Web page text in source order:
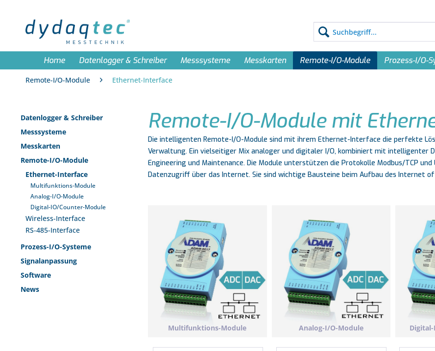
Home Datenlogger & Schreiber Messsysteme Messkarten Remote-I/O-Module Prozess-I/O-
Remote-I/O-Module Ethernet-Interface
Datenlogger & Schreiber
Messsysteme
Messkarten
Remote-I/O-Module
Ethernet-Interface
Multifunktions-Module
Analog-I/O-Module
Digital-IO/Counter-Module
Wireless-Interface
RS-485-Interface
Prozess-I/O-Systeme
Signalanpassung
Software
News
Remote-I/O-Module mit
Die intelligenten Remote-I/O-Module sind mit ihrem Ethernet-Interface die perfekte
Verwaltung. Ein vielseitiger Mix analoger und digitaler I/O, kombiniert mit intelligenter
Engineering und Maintenance. Die Module unterstützen die Protokolle Modbus/TCP
Datenzugriff über das Internet. Sie sind wichtige Bausteine beim Aufbau des Internet
Multifunktions-Module Analog-I/O-Module